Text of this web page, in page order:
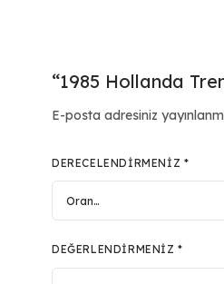
“1985 Hollanda
E-posta adresiniz
DERECELENDIRMENIZ *
DEĞERLENDIRMENIZ*